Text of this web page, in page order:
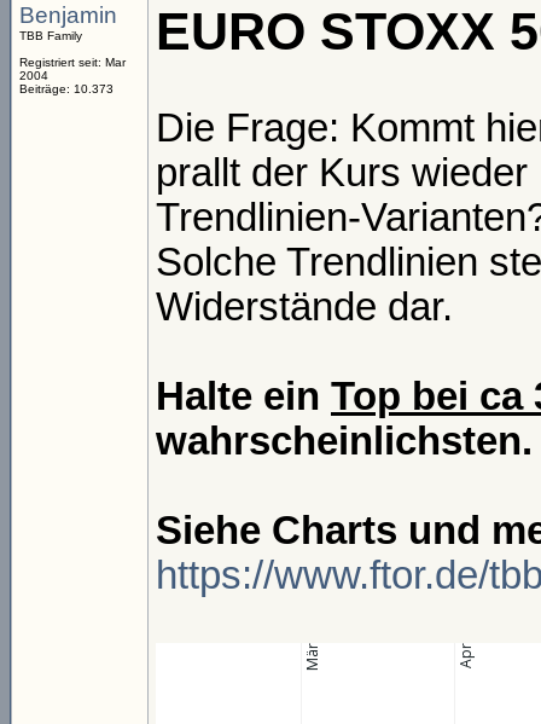
Benjamin
TBB Family
Registriert seit: Mar
2004
Beiträge: 10.373
EURO STOXX
Die Frage: Kommt
prallt der Kurs
Trendlinien-
Solche Trendlinien
Widerstände dar.
Halte ein Top bei ca
wahrscheinlichsten.
Siehe Charts und
https://www.ftor.de/